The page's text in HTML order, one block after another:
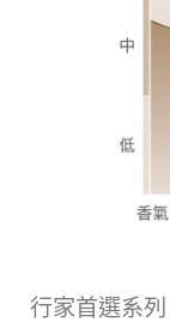
行家首選系列